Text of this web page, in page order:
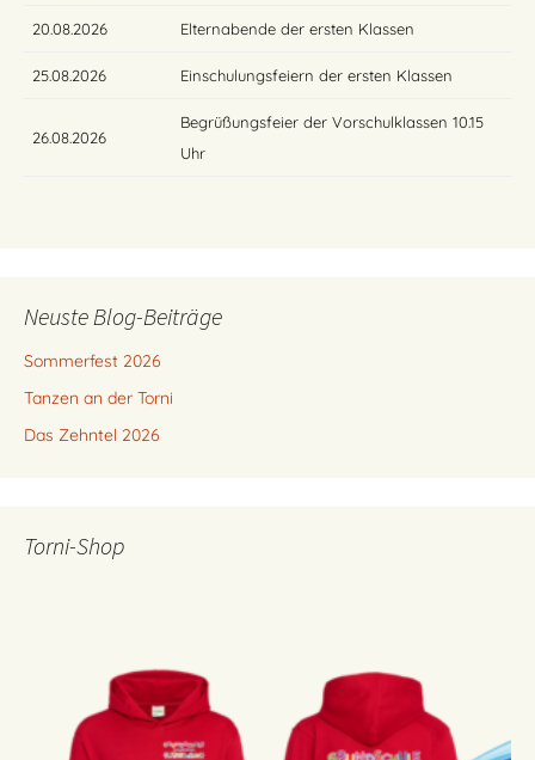
20.08.2026 Elternabende der ersten Klassen
25.08.2026 Einschulungsfeiern der ersten Klassen
26.08.2026
Begrüßungsfeier der Vorschulklassen 10.15
Uhr
Neuste Blog-Beiträge
Sommerfest 2026
Tanzen an der Torni
Das Zehntel 2026
Torni-Shop